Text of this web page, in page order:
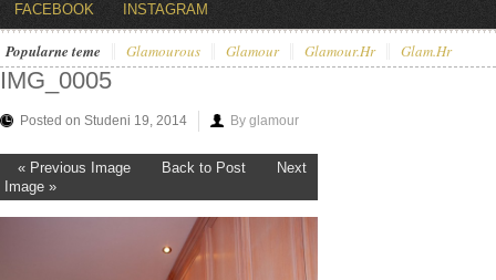
FACEBOOK INSTAGRAM
Popularne teme Glamourous Glamour Glamour.hr Glam.hr
IMG_0005
Posted on Studeni 19, 2014 By glamour
« Previous Image Back to Post
Next
Image »